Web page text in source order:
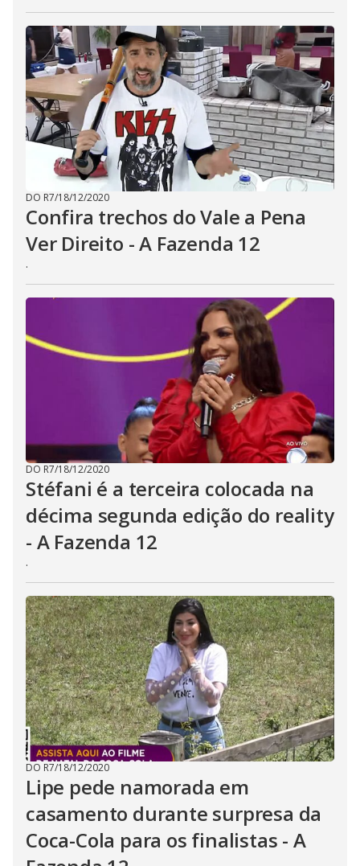
DO R7/18/12/2020
Confira trechos do Vale a Pena
Ver Direito - A Fazenda 12
.
DO R7/18/12/2020
Stéfani é a terceira colocada na
décima segunda edição do reality
- A Fazenda 12
.
DO R7/18/12/2020
Lipe pede namorada em
casamento durante surpresa da
Coca-Cola para os finalistas - A